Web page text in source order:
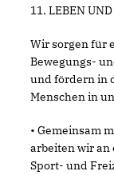
11. LEBEN
Wir sorgen für
Bewegungs-
und fördern in
Menschen in
• Gemeinsam
arbeiten wir an
Sport- und